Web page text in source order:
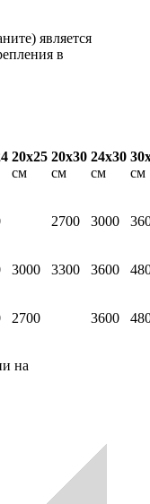
является
в
20х25
см
20х30
см
24х30
см
см
2700 3000
3000 3300 3600
2700 3600
на